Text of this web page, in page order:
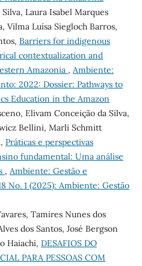
Laura Isabel Marques
Vilma Luísa Siegloch Barros,
Barriers for indigenous
contextualization and
Amazonia , Ambiente:
2022: Dossier: Pathways to
Education in the Amazon
Elivam Conceição da Silva,
Bellini, Marli Schmitt
Práticas e perspectivas
fundamental: Uma análise
, Ambiente: Gestão e
No. 1 (2025): Ambiente: Gestão
Tamires Nunes dos
dos Santos, José Bergson
Haiachi, DESAFIOS DO
PARA PESSOAS COM